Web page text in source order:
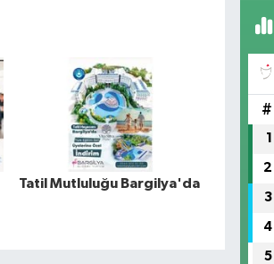
Tatil Mutluluğu Bargilya'da
#
1
2
3
4
5